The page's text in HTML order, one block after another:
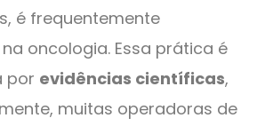
é frequentemente
oncologia. Essa prática é
por evidências científicas,
muitas operadoras de